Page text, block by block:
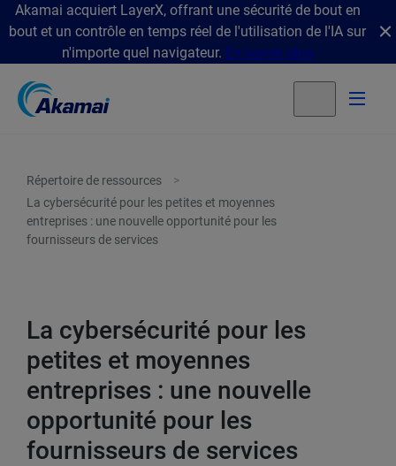
Akamai acquiert LayerX, offrant une sécurité de bout en
bout et un contrôle en temps réel de l'utilisation de l'IA sur
n'importe quel navigateur. En savoir plus
Répertoire de ressources
La cybersécurité pour les petites et moyennes
entreprises : une nouvelle opportunité pour les
fournisseurs de services
La cybersécurité pour les
petites et moyennes
entreprises : une nouvelle
opportunité pour les
fournisseurs de services